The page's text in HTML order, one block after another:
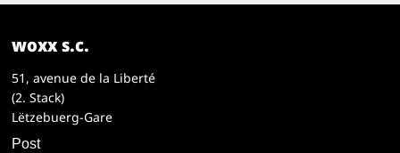
woxx s.c.
51, avenue de la Liberté
(2. Stack)
Lëtzebuerg-Gare
Post